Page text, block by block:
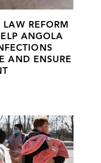
REFORM
ANGOLA
AND ENSURE